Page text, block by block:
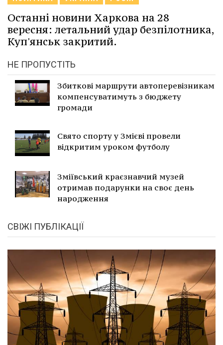
Останні новини Харкова на 28
вересня: летальний удар безпілотника,
Куп'янськ закритий.
НЕ ПРОПУСТІТЬ
Збиткові маршрути автоперевізникам
компенсуватимуть з бюджету
громади
Свято спорту у Змієві провели
відкритим уроком футболу
Зміївський краєзнавчий музей
отримав подарунки на своє день
народження
СВІЖІ ПУБЛІКАЦІЇ